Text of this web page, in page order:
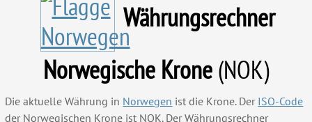
Währungsrechner
Norwegische Krone(NOK)
Die aktuelle Währung in Norwegen ist die Krone. Der ISO-Code
der Norwegischen Krone ist NOK. Der Währungsrechner